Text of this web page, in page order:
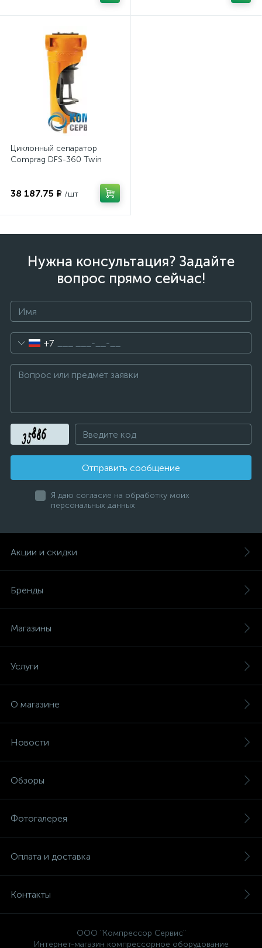
Циклонный сепаратор
Comprag DFS-360 Twin
38 187.75 ₽ /шт
Нужна консультация? Задайте
вопрос прямо сейчас!
+7
Отправить сообщение
Я даю согласие на обработку моих
персональных данных
Акции и скидки
Бренды
Магазины
Услуги
О магазине
Новости
Обзоры
Фотогалерея
Оплата и доставка
Контакты
ООО "Компрессор Сервис"
Интернет-магазин компрессорное оборудование